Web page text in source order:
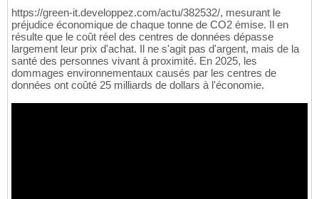
https://green-it.developpez.com/actu/382532/, mesurant le
préjudice économique de chaque tonne de CO2 émise. Il en
résulte que le coût réel des centres de données dépasse
largement leur prix d'achat. Il ne s'agit pas d'argent, mais de la
santé des personnes vivant à proximité. En 2025, les
dommages environnementaux causés par les centres de
données ont coûté 25 milliards de dollars à l'économie.